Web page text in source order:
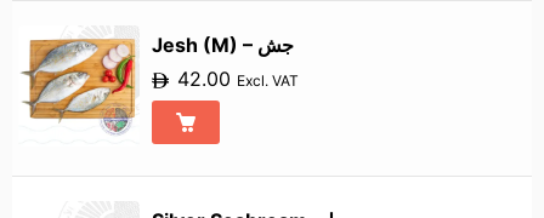
Jesh (M) – جش
42.00 Excl. VAT